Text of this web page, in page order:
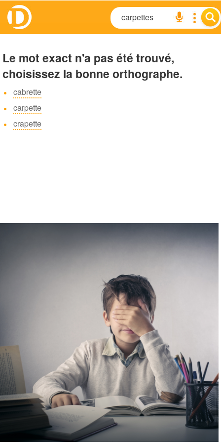
Le mot exact n'a pas été trouvé,
choisissez la bonne orthographe.
cabrette
carpette
crapette